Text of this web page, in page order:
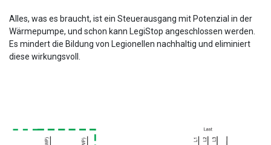
Alles, was es braucht, ist ein Steuerausgang mit Potenzial in der
Wärmepumpe, und schon kann LegiStop angeschlossen werden.
Es mindert die Bildung von Legionellen nachhaltig und eliminiert
diese wirkungsvoll.